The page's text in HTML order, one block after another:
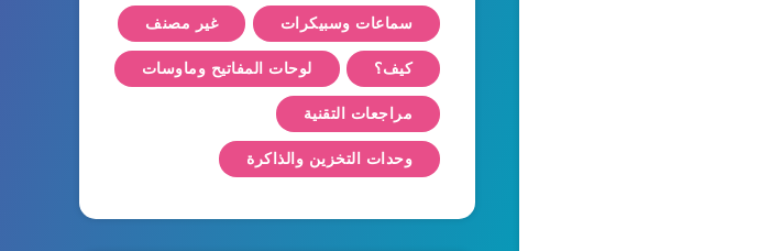
سماعات وسبيكرات غير مصنف
كيف؟ لوحات المفاتيح وماوسات
مراجعات التقنية
وحدات التخزين والذاكرة